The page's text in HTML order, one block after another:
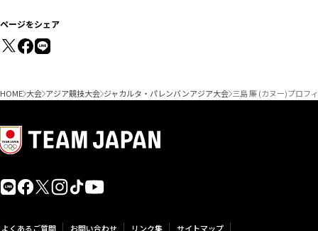
ページをシェア
HOME 大会 アジア競技大会 ジャカルタ・パレンバンアジア大会 三島 廉 (カヌー)プロフ
よくあるご質問 お問い合わせ リンク集 サイトマップ